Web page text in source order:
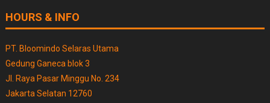
HOURS & INFO
PT. Bloomindo Selaras Utama
Gedung Ganeca blok 3
Jl. Raya Pasar Minggu No. 234
Jakarta Selatan 12760